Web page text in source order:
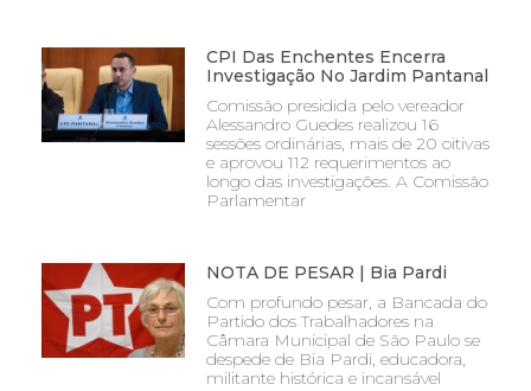
CPI Das Enchentes Encerra
Investigação No Jardim Pantanal
Comissão presidida pelo vereador
Alessandro Guedes realizou 16
sessões ordinárias, mais de 20 oitivas
e aprovou 112 requerimentos ao
longo das investigações. A Comissão
Parlamentar
NOTA DE PESAR | Bia Pardi
Com profundo pesar, a Bancada do
Partido dos Trabalhadores na
Câmara Municipal de São Paulo se
despede de Bia Pardi, educadora,
militante histórica e incansável